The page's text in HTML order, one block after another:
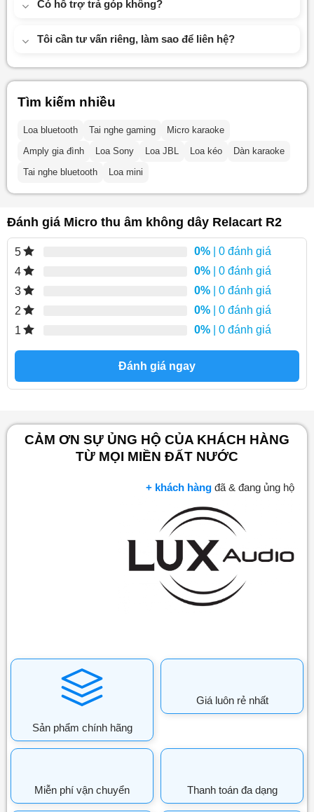
Có hỗ trợ trả góp không?
Tôi cần tư vấn riêng, làm sao để liên hệ?
Tìm kiếm nhiều
Loa bluetooth Tai nghe gaming
Micro karaoke
Amply gia đình
Loa Sony Loa JBL Loa kéo
Dàn karaoke
Tai nghe bluetooth
Loa mini
Đánh giá Micro thu âm không dây Relacart R2
5 0% | 0 đánh giá
4
0% | 0 đánh giá
3
0% | 0 đánh giá
2
0% | 0 đánh giá
1
0% | 0 đánh giá
Đánh giá ngay
CẢM ƠN SỰ ỦNG HỘ CỦA KHÁCH HÀNG
TỪ MỌI MIỀN ĐẤT NƯỚC
+ khách hàng đã & đang ủng hộ
Sản phẩm chính hãng
Giá luôn rẻ nhất
Miễn phí vận chuyển Thanh toán đa dạng